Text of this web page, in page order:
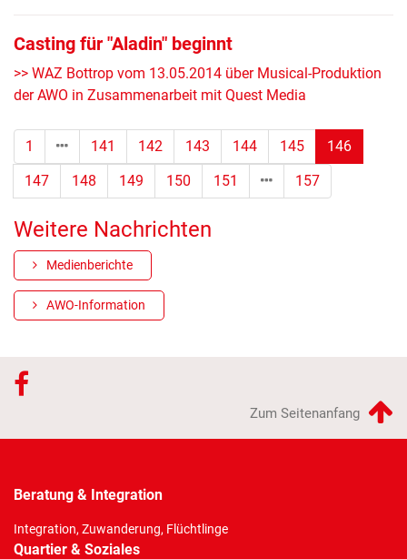
Casting für "Aladin" beginnt
>> WAZ Bottrop vom 13.05.2014 über Musical-Produktion
der AWO in Zusammenarbeit mit Quest Media
1 141 142 143 144 145 146
147 148 149 150 151 157
Weitere Nachrichten
Medienberichte
AWO-Information
Zum Seitenanfang
Beratung & Integration
Integration, Zuwanderung, Flüchtlinge
Quartier & Soziales